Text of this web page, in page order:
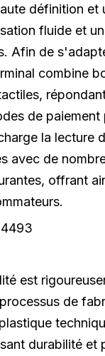
définition et
fluide et
Afin de
combine
de paiement
la lecture
avec de
offrant
est
de
durabilité et